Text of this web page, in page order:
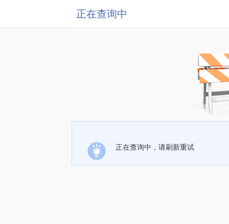
正在查询中
正在查询中，请刷新重试